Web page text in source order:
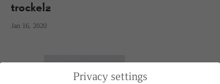
trockel2
Jan 16, 2020
Privacy settings